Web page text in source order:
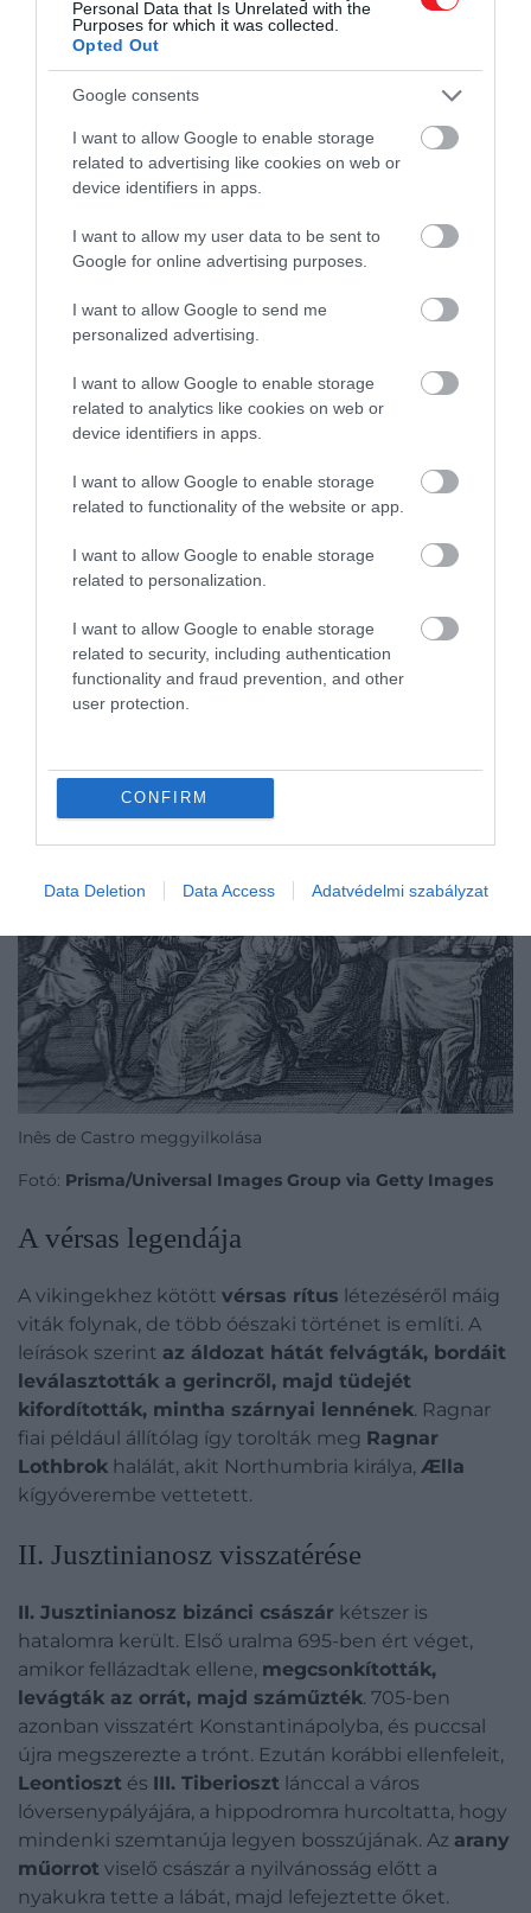
Personal Data that Is Unrelated with the
Purposes for which it was collected.
Opted Out
Google consents
I want to allow Google to enable storage
related to advertising like cookies on web or
device identifiers in apps.
I want to allow my user data to be sent to
Google for online advertising purposes.
I want to allow Google to send me
personalized advertising.
I want to allow Google to enable storage
related to analytics like cookies on web or
device identifiers in apps.
I want to allow Google to enable storage
related to functionality of the website or app.
I want to allow Google to enable storage
related to personalization.
I want to allow Google to enable storage
related to security, including authentication
functionality and fraud prevention, and other
user protection.
CONFIRM
Data Deletion Data Access Adatvédelmi szabályzat
Ha tovább olvasnál:
A legtöbben 24 órát sem éltünk volna túl
a középkorban
I. Péter portugál király és Inês de Castro
I. Péter portugál királytörténete szerelmi
okokbólConstanza Manuelférje lett, később
azonban beleszeretett felesége udvarhölgyébe,
Inês de Castróba.Apja, IV. Alfonz
ezt nem nézte jó
szemmel, így 1355-ben meggyilkoltatta Inêst.
Amikor Péter trónra került,
hagyomány szerint pedig Inês holttestét is
királynőként tiszteltette. Ezután üldözőbe vette
azokat, akiket felelősnek tartott a haláláért.Két
elítéltet kínzás után kivégeztetett: a hagyomány
tűzbe vetette.
Inês de Castro meggyilkolása
Fotó: Prisma/Universal Images Group via Getty Images
A vérsas legendája
A vikingekhez kötött vérsas rítus létezéséről máig
viták folynak, de több óészaki történet is említi. A
leírások szerint az áldozat hátát felvágták, bordáit
leválasztották a gerincről, majd tüdejét
kifordították, mintha szárnyai lennének. Ragnar
fiai például állítólag így torolták meg Ragnar
Lothbrok halálát, akit Northumbria királya, Ælla
kígyóverembe vettetett.
II. Jusztinianosz visszatérése
II. Jusztinianosz bizánci császár kétszer is
hatalomra került. Első uralma 695-ben ért véget,
amikor fellázadtak ellene, megcsonkították,
levágták az orrát, majd száműzték. 705-ben
azonban visszatért Konstantinápolyba, és puccsal
újra megszerezte a trónt. Ezután korábbi ellenfeleit,
Leontioszt és III. Tiberioszt lánccal a város
lóversenypályájára, a hippodromra hurcoltatta, hogy
mindenki szemtanúja legyen bosszújának. Az arany
műorrot viselő császár a nyilvánosság előtt a
nyakukra tette a lábát, majd lefejeztette őket.